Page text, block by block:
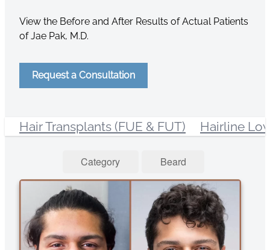
View the Before and After Results of Actual Patients
of Jae Pak, M.D.
Request a Consultation
Hair Transplants (FUE & FUT) Hairline
Category Beard